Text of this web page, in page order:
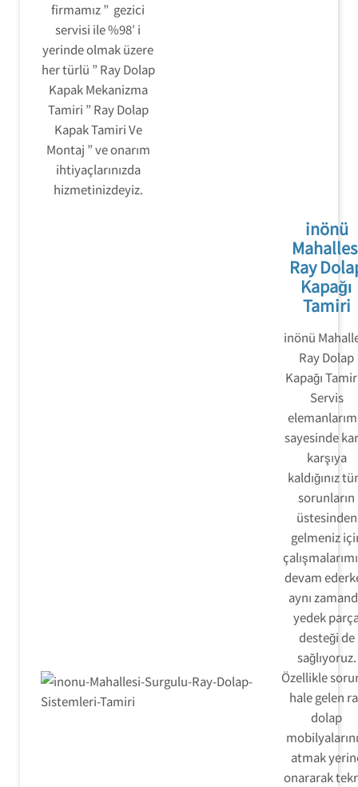
firmamız ” gezici
servisi ile %98′ i
yerinde olmak üzere
her türlü ” Ray Dolap
Kapak Mekanizma
Tamiri ” Ray Dolap
Kapak Tamiri Ve
Montaj ” ve onarım
ihtiyaçlarınızda
hizmetinizdeyiz.
inönü
Ray
Kapağı
Tamiri
inönü
Ray Dolap
Kapağı
Servis
sayesinde
karşıya
kaldığınız
sorunların
üstesinden
gelmeniz
devam
aynı
yedek
desteği de
sağlıyoruz.
Özellikle
hale gelen
dolap
atmak
onararak